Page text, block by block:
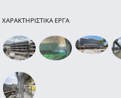
ΧΑΡΑΚΤΗΡΙΣΤΙΚΑ ΕΡΓΑ